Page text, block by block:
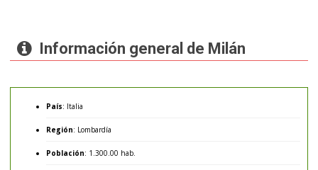
Información general de Milán
País: Italia
Región: Lombardía
Población: 1.300.00 hab.